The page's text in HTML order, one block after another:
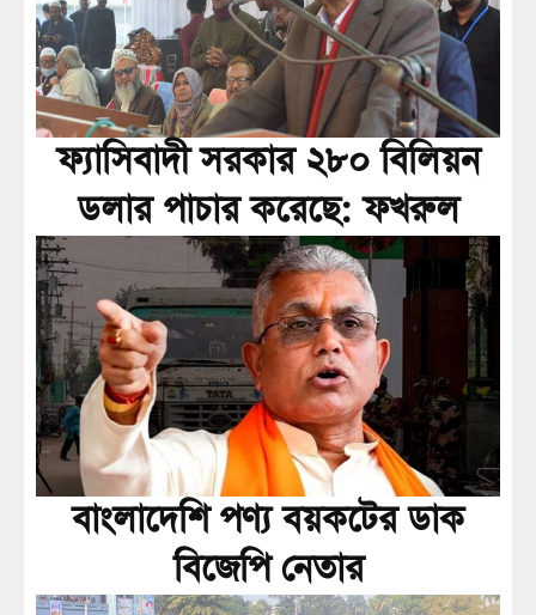
ফ্যাসিবাদী সরকার ২৮০ বিলিয়ন
ডলার পাচার করেছে: ফখরুল
বাংলাদেশি পণ্য বয়কটের ডাক
বিজেপি নেতার